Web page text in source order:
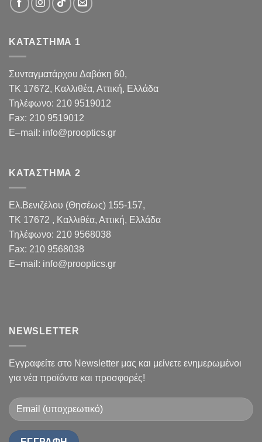
ΚΑΤΑΣΤΗΜΑ 1
Συνταγματάρχου Δαβάκη 60,
TK 17672, Καλλιθέα, Αττική, Ελλάδα
Τηλέφωνο: 210 9519012
Fax: 210 9519012
E–mail : info@prooptics.gr
ΚΑΤΑΣΤΗΜΑ 2
Ελ.Βενιζέλου (Θησέως) 155-157,
TK 17672 , Καλλιθέα, Αττική, Ελλάδα
Τηλέφωνο: 210 9568038
Fax: 210 9568038
E–mail : info@prooptics.gr
NEWSLETTER
Εγγραφείτε στο Newsletter μας και μείνετε ενημερωμένοι
για νέα προϊόντα και προσφορές!